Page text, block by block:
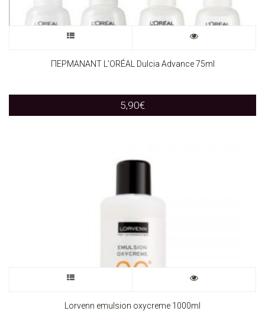
product
multiple
be
chosen
ΠΕΡΜΑΝΑΝΤ L’ORÉAL Dulcia Advance 75ml
5,90€
product
Lorvenn emulsion oxycreme 1000ml